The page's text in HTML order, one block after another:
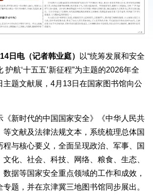
日电（记者韩业庭） 以“统筹发展和安全
护航‘十五五’新征程”为主题的2026年全
主题文献展，4月13日在国家图书馆向公
新时代的中国国家安全》《中华人民共
等文献及法律法规文本，系统梳理总体国
程与核心要义，全面呈现政治、军事、国
化、社会、科技、网络、粮食、生态、
数据等国家安全重点领域的工作和成效，
专题，并在京津冀三地图书馆同步展出。